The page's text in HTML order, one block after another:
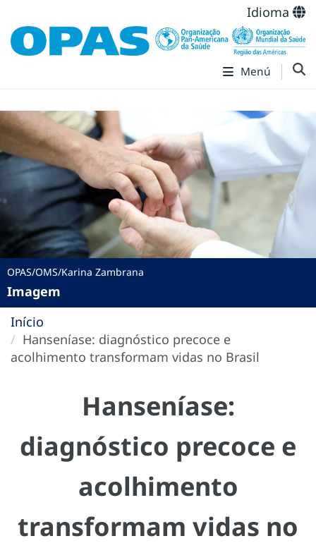
Idioma
Menú
OPAS/OMS/Karina Zambrana
Imagem
Início
Hanseníase: diagnóstico precoce e
acolhimento transformam vidas no Brasil
Hanseníase:
diagnóstico precoce e
acolhimento
transformam vidas no